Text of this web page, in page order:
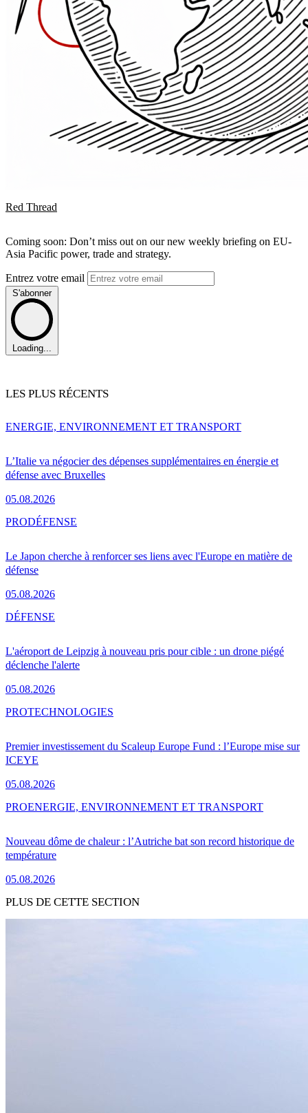
Red Thread
Coming soon: Don’t miss out on our new weekly briefing on EU-
Asia Pacific power, trade and strategy.
Entrez votre email
S'abonner
Loading...
LES PLUS RÉCENTS
L’Italie va négocier des dépenses supplémentaires en énergie et
défense avec Bruxelles
05.08.2026
ENERGIE, ENVIRONNEMENT ET TRANSPORT
Le Japon cherche à renforcer ses liens avec l'Europe en matière de
défense
05.08.2026
PRODÉFENSE
L'aéroport de Leipzig à nouveau pris pour cible : un drone piégé
déclenche l'alerte
05.08.2026
DÉFENSE
Premier investissement du Scaleup Europe Fund : l’Europe mise sur
ICEYE
05.08.2026
PROTECHNOLOGIES
Nouveau dôme de chaleur : l’Autriche bat son record historique de
température
05.08.2026
PROENERGIE, ENVIRONNEMENT ET TRANSPORT
PLUS DE CETTE SECTION